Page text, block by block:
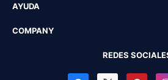
AYUDA
COMPANY
REDES